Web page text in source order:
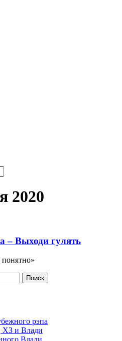
2020
– Выходи гулять
рэпа
ХЗ и Влади